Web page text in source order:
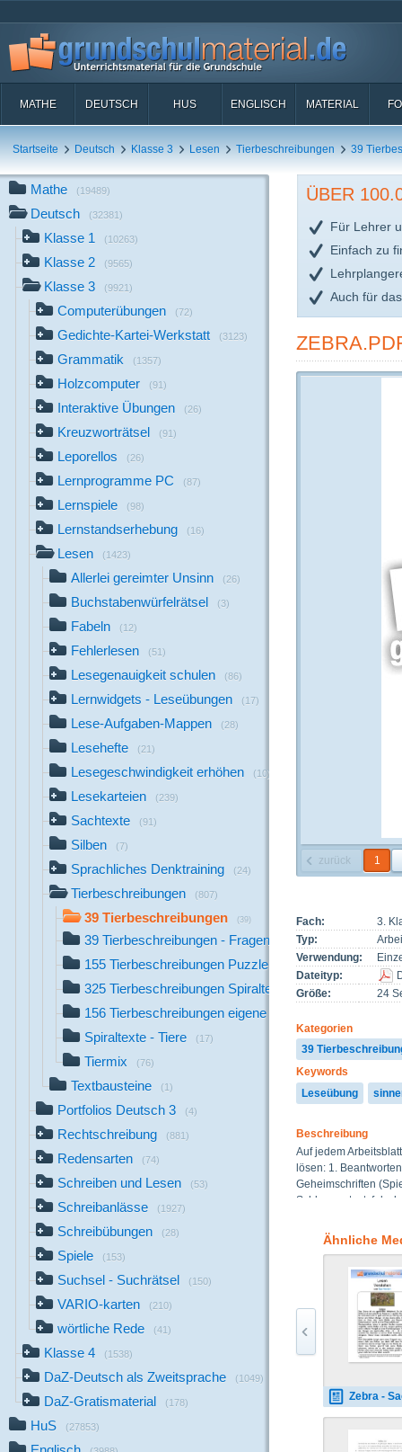
MATHE DEUTSCH HUS ENGLISCH MATERIAL
Startseite Deutsch Klasse 3 Lesen Tierbeschreibungen 39
Mathe (19489)
Deutsch (32381)
Klasse 1 (10263)
Klasse 2 (9565)
Klasse 3 (9921)
Computerübungen (72)
Gedichte-Kartei-Werkstatt (3123)
Grammatik (1357)
Holzcomputer (91)
Interaktive Übungen (26)
Kreuzworträtsel (91)
Leporellos (26)
Lernprogramme PC (87)
Lernspiele (98)
Lernstandserhebung (16)
Lesen (1423)
Allerlei gereimter Unsinn (26)
Buchstabenwürfelrätsel (3)
Fabeln (12)
Fehlerlesen (51)
Lesegenauigkeit schulen (86)
Lernwidgets - Leseübungen (17)
Lese-Aufgaben-Mappen (28)
Lesehefte (21)
Lesegeschwindigkeit erhöhen (10)
Lesekarteien (239)
Sachtexte (91)
Silben (7)
Sprachliches Denktraining (24)
Tierbeschreibungen (807)
39 Tierbeschreibungen (39)
39 Tierbeschreibungen - Fragen
155 Tierbeschreibungen Puzzle (155)
325 Tierbeschreibungen Spiraltext (325)
156 Tierbeschreibungen eigene Fragen
Spiraltexte - Tiere (17)
Tiermix (76)
Textbausteine (1)
Portfolios Deutsch 3 (4)
Rechtschreibung (881)
Redensarten (74)
Schreiben und Lesen (53)
Schreibanlässe (1927)
Schreibübungen (28)
Spiele (153)
Suchsel - Suchrätsel (150)
VARIO-karten (210)
wörtliche Rede (41)
Klasse 4 (1538)
DaZ-Deutsch als Zweitsprache (1049)
DaZ-Gratismaterial (178)
HuS (27853)
ÜBER
Für Lehrer
Einfach zu
Auch für
zurück 1
Fach:
3.
Typ:
Verwendung:
Dateityp:
Größe:
24
Kategorien
39
Keywords
Leseübung
Beschreibung
Auf jedem
lösen: 1.
Geheimschriften
Schlangentext,
einem Suchsel
die Fragen
Ähnliche
Zebra -